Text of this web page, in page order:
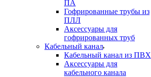
ПА
Гофрированные трубы из
ПЛЛ
Аксессуары для
гофрированных труб
Кабельный канал
Кабельный канал из ПВХ
Аксессуары для
кабельного канала